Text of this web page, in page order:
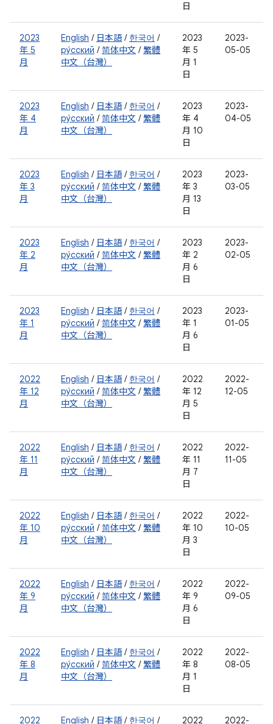
日
2023
年 5
月
English / 日本語/ 한국어 /
ру́сский /简体中文 / 繁體
中文（台灣）
2023
年 5
月 1
日
2023-
05-05
2023
年 4
月
English / 日本語/ 한국어 /
ру́сский /简体中文 / 繁體
中文（台灣）
2023
年 4
月 10
日
2023-
04-05
2023
年 3
月
English / 日本語/ 한국어 /
ру́сский /简体中文 / 繁體
中文（台灣）
2023
年 3
月 13
日
2023-
03-05
2023
年 2
月
English / 日本語/ 한국어 /
ру́сский /简体中文 / 繁體
中文（台灣）
2023
年 2
月 6
日
2023-
02-05
2023
年 1
月
English / 日本語/ 한국어 /
ру́сский /简体中文 / 繁體
中文（台灣）
2023
年 1
月 6
日
2023-
01-05
2022
年 12
月
English / 日本語/ 한국어 /
ру́сский /简体中文 / 繁體
中文（台灣）
2022
年 12
月 5
日
2022-
12-05
2022
年 11
月
English / 日本語/ 한국어 /
ру́сский /简体中文 / 繁體
中文（台灣）
2022
年 11
月 7
日
2022-
11-05
2022
年 10
月
English / 日本語/ 한국어 /
ру́сский /简体中文 / 繁體
中文（台灣）
2022
年 10
月 3
日
2022-
10-05
2022
年 9
月
English / 日本語/ 한국어 /
ру́сский /简体中文 / 繁體
中文（台灣）
2022
年 9
月 6
日
2022-
09-05
2022
年 8
月
English / 日本語/ 한국어 /
ру́сский /简体中文 / 繁體
中文（台灣）
2022
年 8
月 1
日
2022-
08-05
2022 English / 日本語/ 한국어 / 2022 2022-